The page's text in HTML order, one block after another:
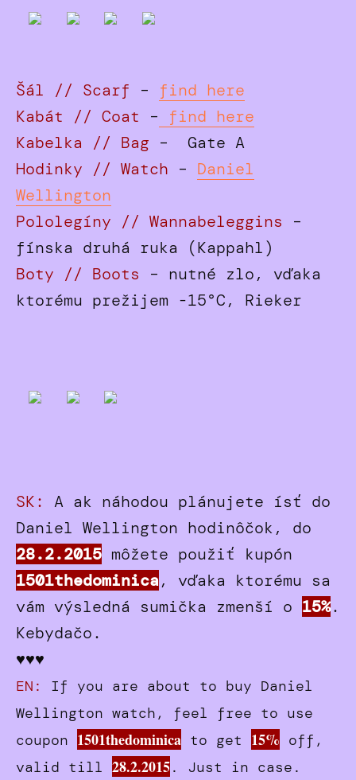
Šál // Scarf – find here
Kabát // Coat – find here
Kabelka // Bag – Gate A
Hodinky // Watch – Daniel
Wellington
Pololegíny // Wannabeleggins –
fínska druhá ruka (Kappahl)
Boty // Boots – nutné zlo, vďaka
ktorému prežijem -15°C, Rieker
SK:
A ak náhodou plánujete ísť do
Daniel Wellington hodinôčok, do
28.2.2015 môžete použiť kupón
1501thedominica, vďaka ktorému sa
vám výsledná sumička zmenší o 15%.
Kebydačo.
♥♥♥
EN:
If you are about to buy Daniel
Wellington watch, feel free to use
coupon 1501thedominica to get 15% off,
valid till 28.2.2015. Just in case.